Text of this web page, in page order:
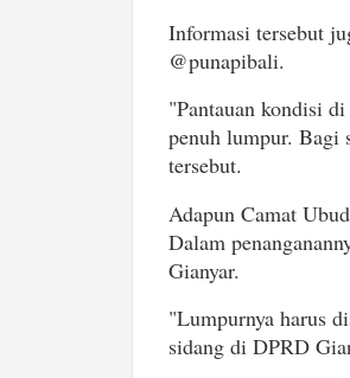
Informasi tersebut
@punapibali.
"Pantauan kondisi
penuh lumpur. Bagi
tersebut.
Adapun Camat
Dalam
Gianyar.
"Lumpurnya harus
sidang di DPRD